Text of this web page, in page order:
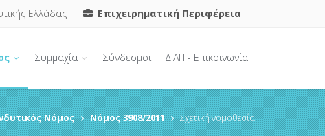
Ελλάδας Επιχειρηματική Περιφέρεια
Συμμαχία Σύνδεσμοι ΔΙΑΠ - Επικοινωνία
Νόμος Νόμος 3908/2011 Σχετική νομοθεσία